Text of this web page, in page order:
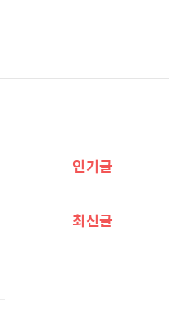
추
정
인기글
최신글